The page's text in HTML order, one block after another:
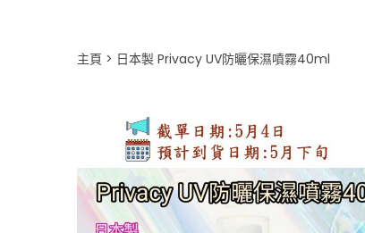
主頁 日本製 Privacy UV防曬保濕噴霧40ml